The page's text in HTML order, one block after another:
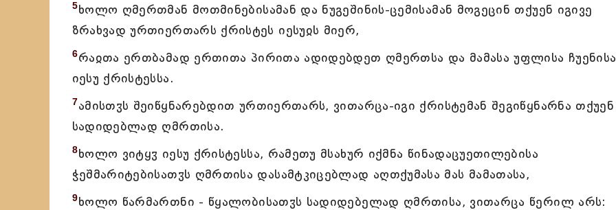
5ხოლო ღმერთმან მოთმინებისამან და ნუგეშინის-ცემისამან მოგეცინ თქუენ იგივე
ზრახვად ურთიერთარს ქრისტეს იესუჲს მიერ,
6რაჲთა ერთბამად ერთითა პირითა ადიდებდეთ ღმერთსა და მამასა უფლისა ჩუენისა
იესუ ქრისტესსა.
7ამისთჳს შეიწყნარებდით ურთიერთარს, ვითარცა-იგი ქრისტემან შეგიწყნარნა თქუენ
სადიდებლად ღმრთისა.
8ხოლო ვიტყჳ იესუ ქრისტესსა, რამეთუ მსახურ იქმნა წინადაცუეთილებისა
ჭეშმარიტებისათჳს ღმრთისა დასამტკიცებლად აღთქუმასა მას მამათასა,
9ხოლო წარმართნი - წყალობისათჳს სადიდებელად ღმრთისა, ვითარცა წერილ არს: